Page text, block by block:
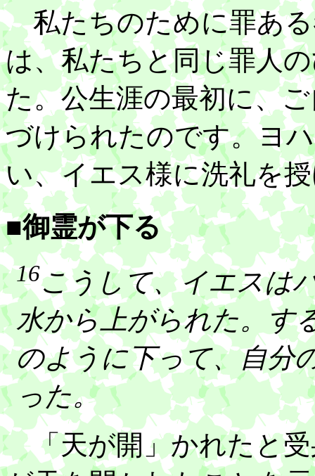
私たちのために罪ある
は、私たちと同じ罪人
た。公生涯の最初に、
づけられたのです。ヨ
い、イエス様に洗礼を
■御霊が下る
16こうして、イエスは
水から上がられた。す
のように下って、自分
った。
「天が開」かれたと受